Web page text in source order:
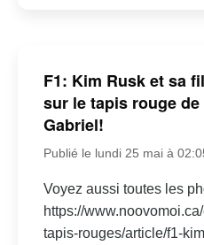
F1: Kim Rusk et sa
sur le tapis rouge de
Gabriel!
Publié le lundi 25 mai à
Voyez aussi toutes les
https://
tapis-rouges/article/f1-